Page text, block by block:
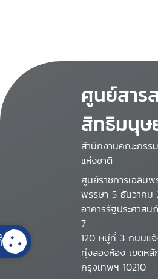
ศูนย์สาร
สิทธิมนุษ
สำนักงานคณะกรร
แห่งชาติ
ศูนย์ราชการเฉลิม
พรรษา 5 ธันวาคม
อาคารรัฐประศาส
7
120 หมู่ที่ 3 ถนนแ
ทุ่งสองห้อง เขตหลั
กรุงเทพฯ 10210